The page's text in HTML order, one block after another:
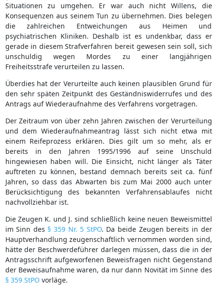
Situationen zu umgehen. Er war auch nicht Willens, die
Konsequenzen aus seinem Tun zu übernehmen. Dies belegen
die zahlreichen Entweichungen aus Heimen und
psychiatrischen Kliniken. Deshalb ist es undenkbar, dass er
gerade in diesem Strafverfahren bereit gewesen sein soll, sich
unschuldig wegen Mordes zu einer langjährigen
Freiheitsstrafe verurteilen zu lassen.
Überdies hat der Verurteilte auch keinen plausiblen Grund für
den sehr späten Zeitpunkt des Geständniswiderrufes und des
Antrags auf Wiederaufnahme des Verfahrens vorgetragen.
Der Zeitraum von über zehn Jahren zwischen der Verurteilung
und dem Wiederaufnahmeantrag lässt sich nicht etwa mit
einem Reifeprozess erklären. Dies gilt um so mehr, als er
bereits in den Jahren 1995/1996 auf seine Unschuld
hingewiesen haben will. Die Einsicht, nicht länger als Täter
auftreten zu können, bestand demnach bereits seit ca. fünf
Jahren, so dass das Abwarten bis zum Mai 2000 auch unter
Berücksichtigung des bekannten Verfahrensablaufes nicht
nachvollziehbar ist.
Die Zeugen K. und J. sind schließlich keine neuen Beweismittel
im Sinn des § 359 Nr. 5 StPO. Da beide Zeugen bereits in der
Hauptverhandlung zeugenschaftlich vernommen worden sind,
hätte der Beschwerdeführer darlegen müssen, dass die in der
Antragsschrift aufgeworfenen Beweisfragen nicht Gegenstand
der Beweisaufnahme waren, da nur dann Novität im Sinne des
§ 359 StPO vorläge.